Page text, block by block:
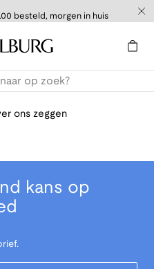
besteld, morgen in huis
ons zeggen
kans op